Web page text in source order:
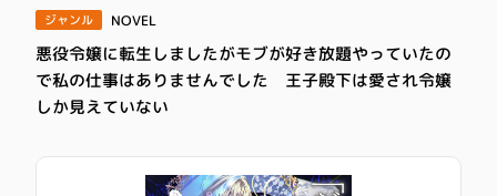
ジャンル NOVEL
悪役令嬢に転生しましたがモブが好き放題やっていたの
で私の仕事はありませんでした 王子殿下は愛され令嬢
しか見えていない